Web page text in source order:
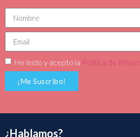
He leído y acepto la Política de
¡Me Suscribo!
¿Hablamos?